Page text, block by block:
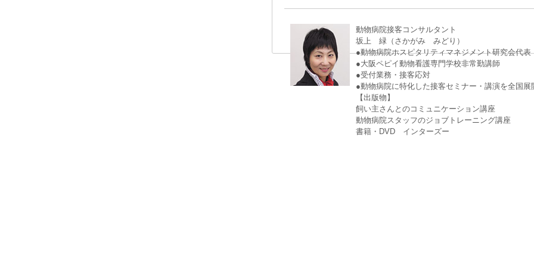
動物病院接客コンサルタント
坂上 緑（さかがみ みどり）
●動物病院ホスピタリティマネジメント研究会代表
●大阪ペピイ動物看護専門学校非常勤講師
●受付業務・接客応対
●動物病院に特化した接客セミナー・講演を全国展
【出版物】
飼い主さんとのコミュニケーション講座
動物病院スタッフのジョブトレーニング講座
書籍・DVD インターズー